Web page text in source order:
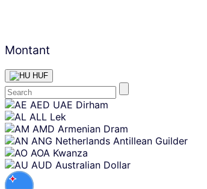
Montant
HUF
Skip
content
AED UAE Dirham
ALL Lek
AMD Armenian Dram
ANG Netherlands Antillean Guilder
AOA Kwanza
AUD Australian Dollar